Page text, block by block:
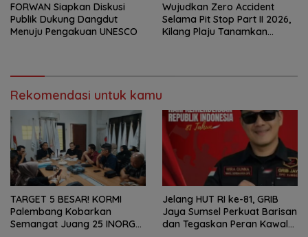
FORWAN Siapkan Diskusi
Publik Dukung Dangdut
Menuju Pengakuan UNESCO
Wujudkan Zero Accident
Selama Pit Stop Part II 2026,
Kilang Plaju Tanamkan
Rekomendasi untuk kamu
TARGET 5 BESAR! KORMI
Palembang Kobarkan
Semangat Juang 25 INORGA
Jelang HUT RI ke-81, GRIB
Jaya Sumsel Perkuat Barisan
dan Tegaskan Peran Kawal